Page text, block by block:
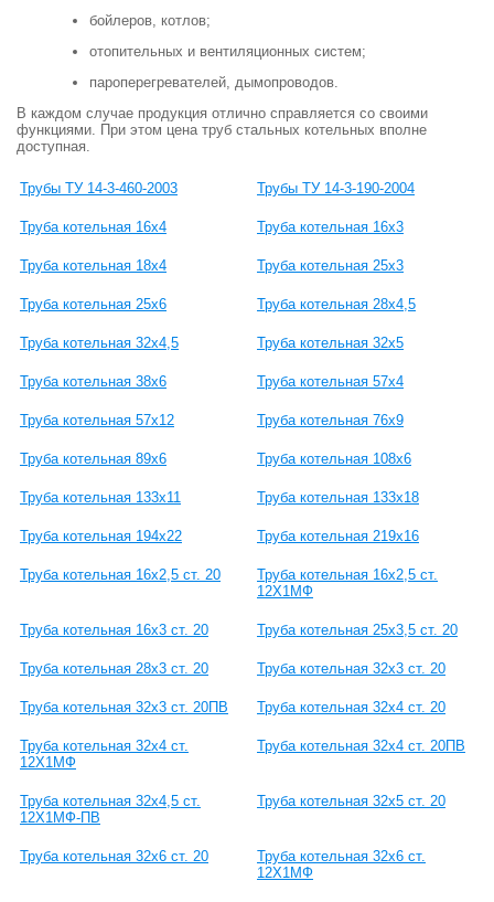
бойлеров, котлов;
отопительных и вентиляционных систем;
пароперегревателей, дымопроводов.
В каждом случае продукция отлично справляется со своими
функциями. При этом цена труб стальных котельных вполне
доступная.
Трубы ТУ 14-3-460-2003 Трубы ТУ 14-3-190-2004
Труба котельная 16х4 Труба котельная 16х3
Труба котельная 18х4 Труба котельная 25х3
Труба котельная 25х6 Труба котельная 28х4,5
Труба котельная 32х4,5 Труба котельная 32х5
Труба котельная 38х6 Труба котельная 57х4
Труба котельная 57х12 Труба котельная 76х9
Труба котельная 89х6 Труба котельная 108х6
Труба котельная 133х11 Труба котельная 133х18
Труба котельная 194х22 Труба котельная 219х16
Труба котельная 16х2,5 ст. 20
Труба котельная 16х2,5 ст.
12Х1МФ
Труба котельная 16х3 ст. 20 Труба котельная 25х3,5 ст. 20
Труба котельная 28х3 ст. 20 Труба котельная 32х3 ст. 20
Труба котельная 32х3 ст. 20ПВ Труба котельная 32х4 ст. 20
Труба котельная 32х4 ст.
12Х1МФ
Труба котельная 32х4 ст. 20ПВ
Труба котельная 32х4,5 ст.
12Х1МФ-ПВ
Труба котельная 32х5 ст. 20
Труба котельная 32х6 ст. 20
Труба котельная 32х6 ст.
12Х1МФ